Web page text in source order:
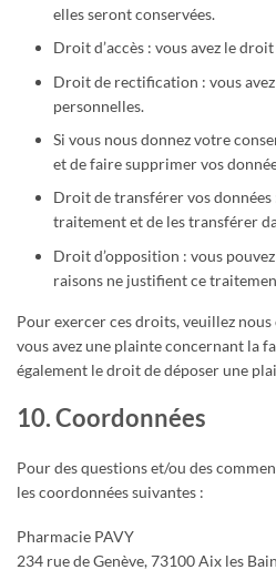
elles seront conservées.
Droit d’accès : vous avez le
Droit de rectification : vous
personnelles.
Si vous nous donnez votre
et de faire supprimer vos
Droit de transférer vos données
traitement et de les transférer
Droit d’opposition : vous
raisons ne justifient ce
Pour exercer ces droits, veuillez
vous avez une plainte concernant la
également le droit de déposer une
10. Coordonnées
Pour des questions et/ou des
les coordonnées suivantes :
Pharmacie PAVY
234 rue de Genève, 73100 Aix les